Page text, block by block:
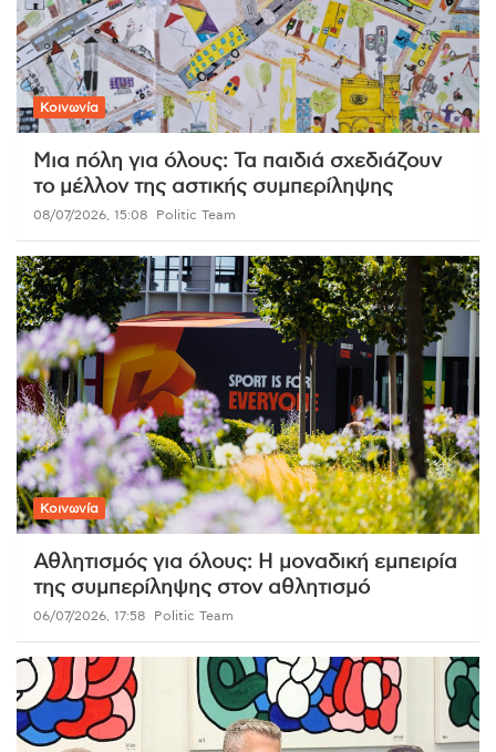
Κοινωνία
Μια πόλη για όλους: Τα παιδιά σχεδιάζουν
το μέλλον της αστικής συμπερίληψης
08/07/2026, 15:08 Politic Team
Κοινωνία
Αθλητισμός για όλους: Η μοναδική εμπειρία
της συμπερίληψης στον αθλητισμό
06/07/2026, 17:58 Politic Team